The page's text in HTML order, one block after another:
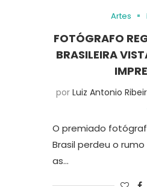
Artes
FOTÓGRAFO
BRASILEIRA
por Luiz Antonio
O premiado
Brasil perdeu o
as…